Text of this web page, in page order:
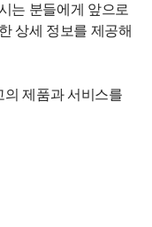
는 분들에게 앞으로
상세 정보를 제공해
제품과 서비스를